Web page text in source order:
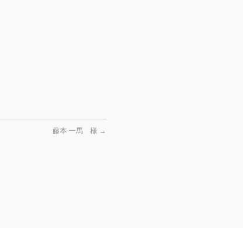
藤本 一馬 様 →